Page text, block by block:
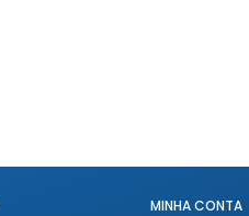
MINHA CONTA